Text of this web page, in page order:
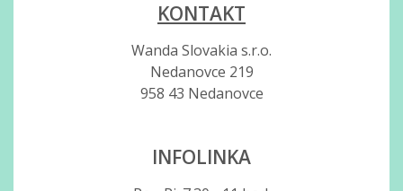
KONTAKT
Wanda Slovakia s.r.o.
Nedanovce 219
958 43 Nedanovce
INFOLINKA